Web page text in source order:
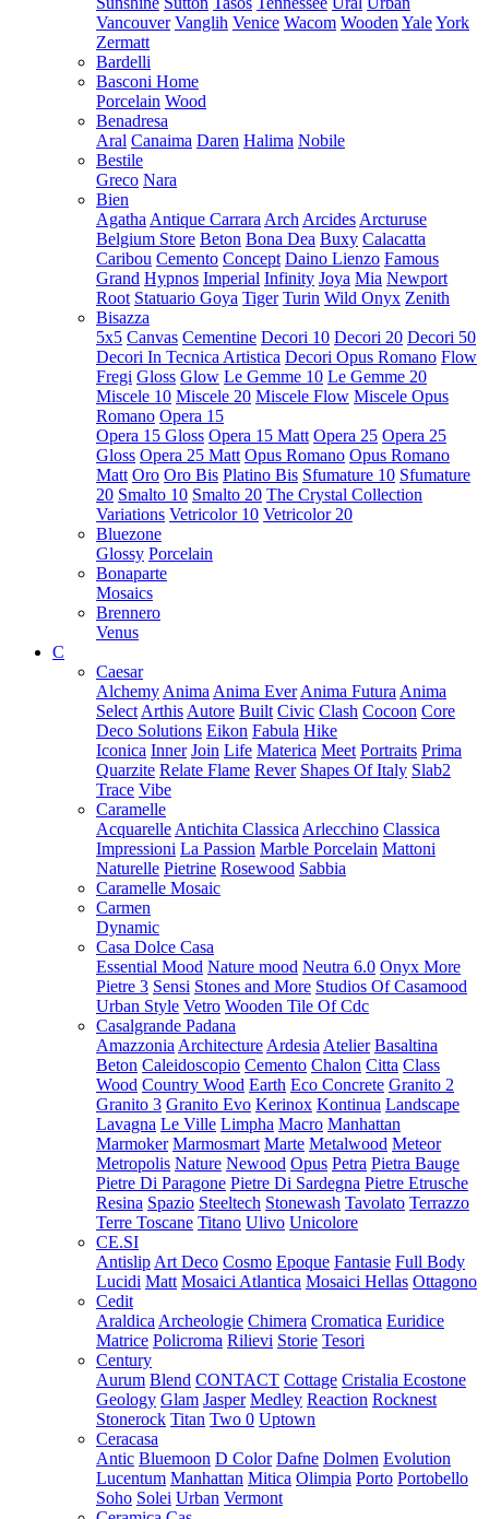
Vancouver Vanglih Venice Wacom Wooden YaleYork
Zermatt
Bardelli
Basconi Home
Porcelain Wood
Benadresa
Aral Canaima Daren Halima Nobile
Bestile
Greco Nara
Bien
Agatha Antique Carrara Arch Arcides Arcturuse
Belgium Store Beton Bona Dea Buxy Calacatta
Caribou Cemento Concept Daino Lienzo Famous
Grand Hypnos Imperial Infinity Joya Mia Newport
Root Statuario Goya Tiger Turin Wild Onyx Zenith
Bisazza
5x5 Canvas Cementine Decori 10 Decori 20 Decori 50
Decori In Tecnica Artistica Decori Opus Romano Flow
Fregi Gloss Glow Le Gemme 10 Le Gemme 20
Miscele 10 Miscele 20 Miscele Flow Miscele Opus
Romano Opera 15
Opera 15 Gloss Opera 15 Matt Opera 25 Opera 25
Gloss Opera 25 Matt Opus Romano Opus Romano
Matt Oro Oro Bis Platino Bis Sfumature 10 Sfumature
20 Smalto 10 Smalto 20 The Crystal Collection
Variations Vetricolor 10 Vetricolor 20
Bluezone
Glossy Porcelain
Bonaparte
Mosaics
Brennero
Venus
C
Caesar
Alchemy Anima Anima Ever Anima Futura Anima
Select Arthis Autore Built Civic Clash Cocoon Core
Deco Solutions Eikon Fabula Hike
Iconica Inner Join Life Materica Meet Portraits Prima
Quarzite Relate Flame Rever Shapes Of Italy Slab2
Trace Vibe
Caramelle
Acquarelle Antichita Classica Arlecchino Classica
Impressioni La Passion Marble Porcelain Mattoni
Naturelle Pietrine Rosewood Sabbia
Caramelle Mosaic
Carmen
Dynamic
Casa Dolce Casa
Essential Mood Nature mood Neutra 6.0 Onyx More
Pietre 3 Sensi Stones and More Studios Of Casamood
Urban Style Vetro Wooden Tile Of Cdc
Casalgrande Padana
Amazzonia Architecture Ardesia Atelier Basaltina
Beton Caleidoscopio Cemento Chalon Citta Class
Wood Country Wood Earth Eco Concrete Granito 2
Granito 3 Granito Evo Kerinox Kontinua Landscape
Lavagna Le Ville Limpha Macro Manhattan
Marmoker Marmosmart Marte Metalwood Meteor
Metropolis Nature Newood Opus Petra Pietra Bauge
Pietre Di Paragone Pietre Di Sardegna Pietre Etrusche
Resina Spazio Steeltech Stonewash Tavolato Terrazzo
Terre Toscane Titano Ulivo Unicolore
CE.SI
Antislip Art Deco Cosmo Epoque Fantasie Full Body
Lucidi Matt Mosaici Atlantica Mosaici Hellas Ottagono
Cedit
Araldica Archeologie Chimera Cromatica Euridice
Matrice Policroma Rilievi Storie Tesori
Century
Aurum Blend CONTACT Cottage Cristalia Ecostone
Geology Glam Jasper Medley Reaction Rocknest
Stonerock Titan Two 0 Uptown
Ceracasa
Antic Bluemoon D Color Dafne Dolmen Evolution
Lucentum Manhattan Mitica Olimpia Porto Portobello
Soho Solei Urban Vermont